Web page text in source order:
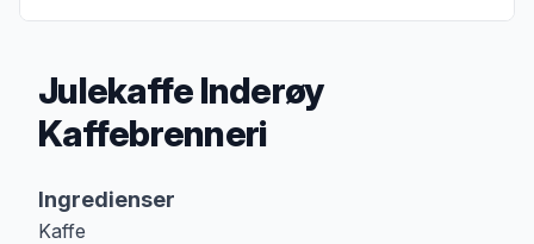
Julekaffe Inderøy
Kaffebrenneri
Ingredienser
Kaffe